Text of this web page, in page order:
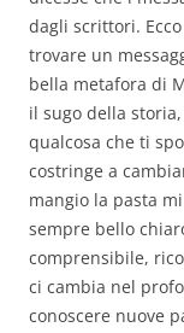
dagli scrittori.
trovare un
bella metafora di
il sugo della
qualcosa che ti
costringe a
mangio la pasta
sempre bello
comprensibile,
ci cambia nel
conoscere nuove